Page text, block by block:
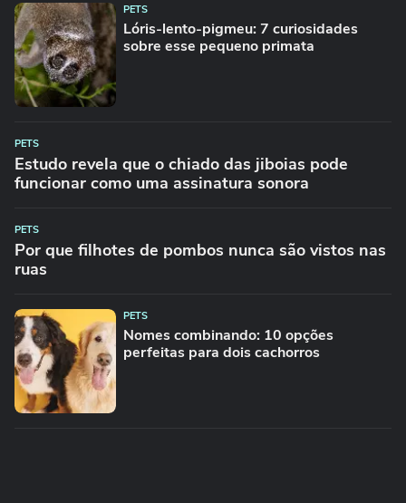
PETS
Lóris-lento-pigmeu: 7 curiosidades
sobre esse pequeno primata
PETS
Estudo revela que o chiado das jiboias pode
funcionar como uma assinatura sonora
PETS
Por que filhotes de pombos nunca são vistos nas
ruas
PETS
Nomes combinando: 10 opções
perfeitas para dois cachorros